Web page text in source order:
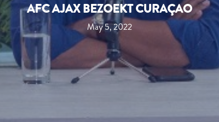
AFC AJAX BEZOEKT CURAÇAO
May 5, 2022